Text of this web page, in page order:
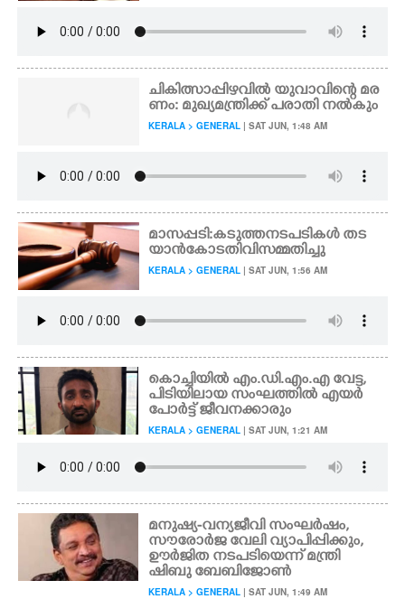
ചികിത്സാപ്പിഴവിൽ യുവാവിന്റെ മര
ണം: മുഖ്യമന്ത്രിക്ക് പരാതി നൽകും
KERALA > GENERAL | SAT JUN, 1:48 AM
മാസപ്പടി: കടുത്ത നടപടികൾ തട
യാൻ കോടതി വിസമ്മതിച്ചു
KERALA > GENERAL | SAT JUN, 1:56 AM
കൊച്ചിയിൽ എം.ഡി.എം.എ വേട്ട,
പിടിയിലായ സംഘത്തിൽ എയർ
പോർട്ട് ജീവനക്കാരും
KERALA > GENERAL | SAT JUN, 1:21 AM
മനുഷ്യ-വന്യജീവി സംഘർഷം,
സൗരോർജ വേലി വ്യാപിപ്പിക്കും,
ഊർജിത നടപടിയെന്ന് മന്ത്രി
ഷിബു ബേബിജോൺ
KERALA > GENERAL | SAT JUN, 1:49 AM